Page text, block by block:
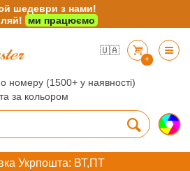
🇺🇦
+
номеру (1500+ у наявності)
та за кольором
Укрпошта: ВТ,ПТ
шедеври з нами!
ми працюємо